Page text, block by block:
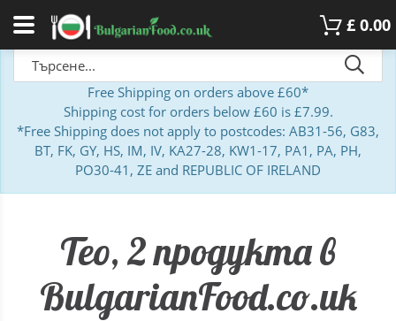
£ 0.00
Free Shipping on orders above £60*
Shipping cost for orders below £60 is £7.99.
*Free Shipping does not apply to postcodes: AB31-56, G83,
BT, FK, GY, HS, IM, IV, KA27-28, KW1-17, PA1, PA, PH,
PO30-41, ZE and REPUBLIC OF IRELAND
Тео, 2 продукта в
BulgarianFood.co.uk